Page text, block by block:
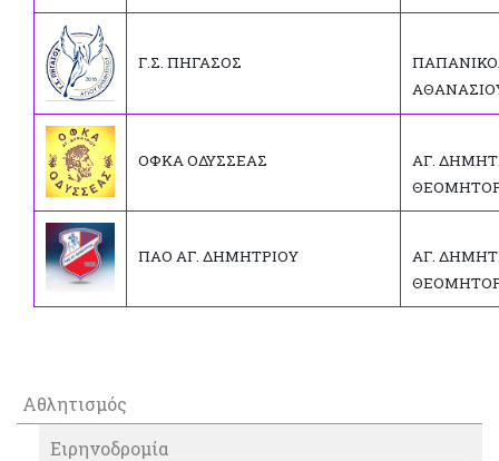
Γ.Σ. ΠΗΓΑΣΟΣ
ΟΦΚΑ ΟΔΥΣΣΕΑΣ
ΑΓ.
ΠΑΟ ΑΓ. ΔΗΜΗΤΡΙΟΥ
ΑΓ.
Αθλητισμός
Ειρηνοδρομία